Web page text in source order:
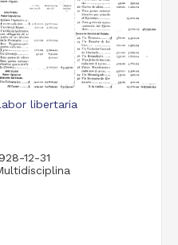
libertaria
12-31